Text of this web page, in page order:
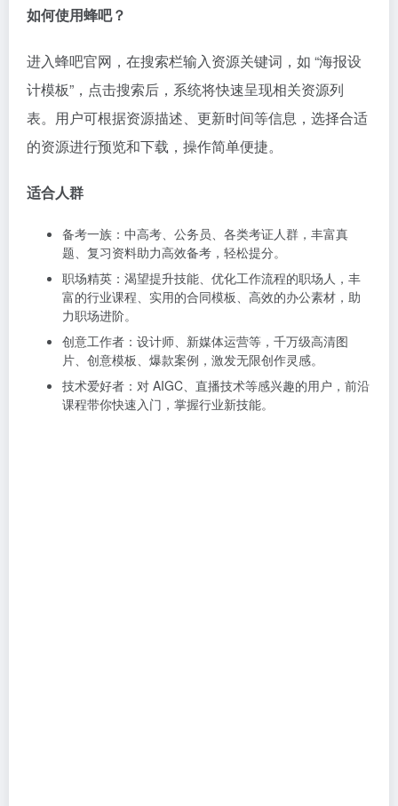
如何使用蜂吧？
进入蜂吧官网，在搜索栏输入资源关键词，如 “海报设
计模板”，点击搜索后，系统将快速呈现相关资源列
表。用户可根据资源描述、更新时间等信息，选择合适
的资源进行预览和下载，操作简单便捷。​
适合人群​
备考一族：中高考、公务员、各类考证人群，丰富真
题、复习资料助力高效备考，轻松提分。​
职场精英：渴望提升技能、优化工作流程的职场人，丰
富的行业课程、实用的合同模板、高效的办公素材，助
力职场进阶。​
创意工作者：设计师、新媒体运营等，千万级高清图
片、创意模板、爆款案例，激发无限创作灵感。​
技术爱好者：对 AIGC、直播技术等感兴趣的用户，前沿
课程带你快速入门，掌握行业新技能。